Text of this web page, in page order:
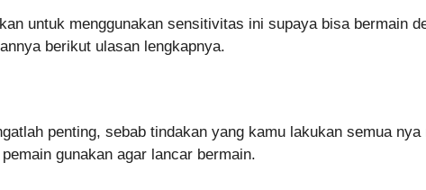
untuk menggunakan sensitivitas ini supaya bisa bermain
berikut ulasan lengkapnya.
penting, sebab tindakan yang kamu lakukan semua nya
gunakan agar lancar bermain.